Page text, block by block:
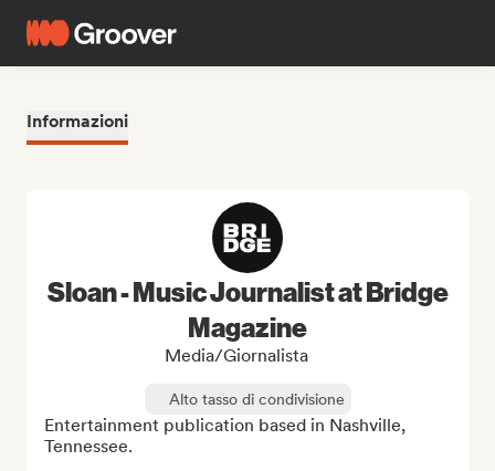
Informazioni
Sloan - Music Journalist at Bridge
Magazine
Media/Giornalista
Alto tasso di condivisione
Entertainment publication based in Nashville,
Tennessee.